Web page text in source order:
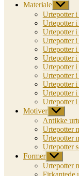
Materiale Vis
Urtepotter i
Urtepotter i
Urtepotter
Urtepotter
Urtepotter i
Urtepotter i
Urtepotter i
Urtepotter
Urtepotter
Urtepotter i
Urtepotter i
Motiver Vis
Antikke
Urtepotter
Urtepotter
Urtepotter
Former Vis
Urtepotter
Firkantede